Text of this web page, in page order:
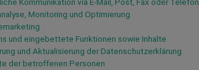
Monitoring und Optimierung
und eingebettete Funktionen sowie Inhalte
und Aktualisierung der Datenschutzerklärung
der betroffenen Personen